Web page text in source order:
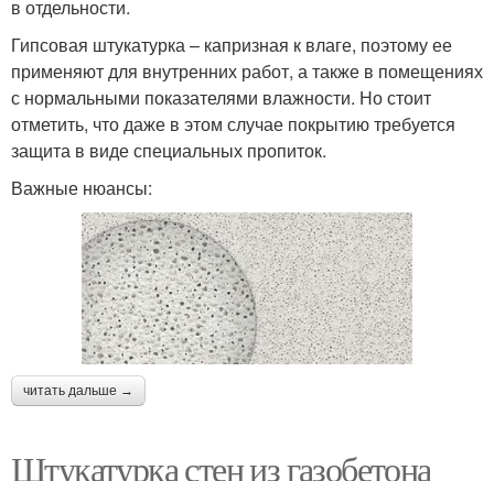
в отдельности.
Гипсовая штукатурка – капризная к влаге, поэтому ее
применяют для внутренних работ, а также в помещениях
с нормальными показателями влажности. Но стоит
отметить, что даже в этом случае покрытию требуется
защита в виде специальных пропиток.
Важные нюансы:
читать дальше →
Штукатурка стен из газобетона